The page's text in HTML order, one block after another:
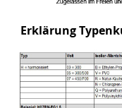
Erklärung